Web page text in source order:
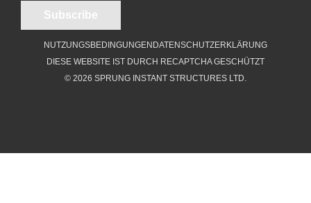
NUTZUNGSBEDINGUNGEN DATENSCHUTZERKLÄRUNG
DIESE WEBSITE IST DURCH RECAPTCHA GESCHÜTZT
© 2026 SPRUNG INSTANT STRUCTURES LTD.